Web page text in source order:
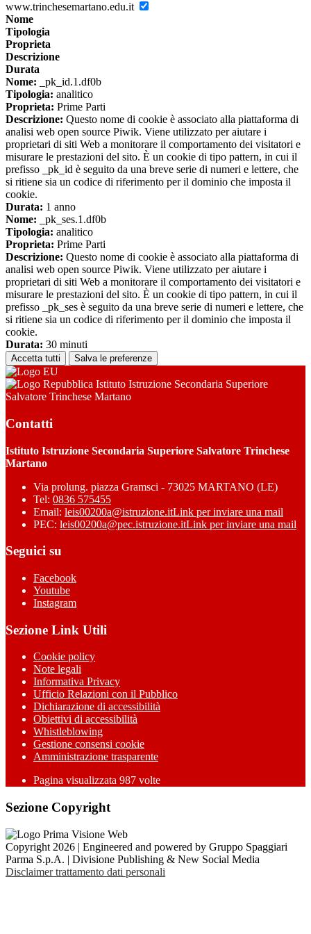
www.trinchesemartano.edu.it
Nome
Tipologia
Proprieta
Descrizione
Durata
Nome: _pk_id.1.df0b
Tipologia: analitico
Proprieta: Prime Parti
Descrizione: Questo nome di cookie è associato alla piattaforma di
analisi web open source Piwik. Viene utilizzato per aiutare i
proprietari di siti Web a monitorare il comportamento dei visitatori e
misurare le prestazioni del sito. È un cookie di tipo pattern, in cui il
prefisso _pk_id è seguito da una breve serie di numeri e lettere, che
si ritiene sia un codice di riferimento per il dominio che imposta il
cookie.
Durata: 1 anno
Nome: _pk_ses.1.df0b
Tipologia: analitico
Proprieta: Prime Parti
Descrizione: Questo nome di cookie è associato alla piattaforma di
analisi web open source Piwik. Viene utilizzato per aiutare i
proprietari di siti Web a monitorare il comportamento dei visitatori e
misurare le prestazioni del sito. È un cookie di tipo pattern, in cui il
prefisso _pk_ses è seguito da una breve serie di numeri e lettere, che
si ritiene sia un codice di riferimento per il dominio che imposta il
cookie.
Durata: 30 minuti
Accetta tutti Salva le preferenze
Istituto Istruzione Secondaria Superiore
Salvatore Trinchese Martano
Contatti
Istituto Istruzione Secondaria Superiore Salvatore Trinchese
Martano
Via prolung. piazza Gramsci - 73025 MARTANO (LE)
Tel: 0836 575455
Email: leis00200a@istruzione.itLink per inviare una mail
PEC: leis00200a@pec.istruzione.itLink per inviare una mail
Seguici su
Facebook
Youtube
Instagram
Sezione Link Utili
Cookie policy
Note legali
Informativa Privacy
Ufficio Relazioni con il Pubblico
Dichiarazione di accessibilità
Obiettivi di accessibilità
Whistleblowing
Gestione consensi cookie
Amministrazione trasparente
Pagina visualizzata 987 volte
Sezione Copyright
Copyright 2026 | Engineered and powered by Gruppo Spaggiari
Parma S.p.A. | Divisione Publishing & New Social Media
Disclaimer trattamento dati personali